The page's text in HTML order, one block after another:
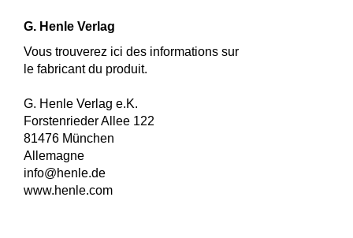
G. Henle Verlag
Vous trouverez ici des informations sur
le fabricant du produit.
G. Henle Verlag e.K.
Forstenrieder Allee 122
81476 München
Allemagne
info@henle.de
www.henle.com